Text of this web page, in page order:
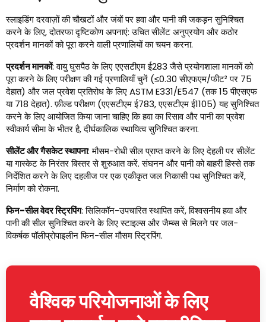
स्लाइडिंग दरवाज़ों की चौखटों और जंबों पर हवा और पानी की जकड़न सुनिश्चित
करने के लिए, दोतरफा दृष्टिकोण अपनाएं: उचित सीलेंट अनुप्रयोग और कठोर
प्रदर्शन मानकों को पूरा करने वाली प्रणालियों का चयन करना.
प्रदर्शन मानकों: वायु घुसपैठ के लिए एएसटीएम ई283 जैसे प्रयोगशाला मानकों को
पूरा करने के लिए परीक्षण की गई प्रणालियाँ चुनें (≤0.30 सीएफएम/फीट² पर 75
देहात) और जल प्रवेश प्रतिरोध के लिए ASTM E331/E547 (तक 15 पीएसएफ
या 718 देहात). फ़ील्ड परीक्षण (एएसटीएम ई783, एएसटीएम ई1105) यह सुनिश्चित
करने के लिए आयोजित किया जाना चाहिए कि हवा का रिसाव और पानी का प्रवेश
स्वीकार्य सीमा के भीतर है, दीर्घकालिक स्थायित्व सुनिश्चित करना.
सीलेंट और गैसकेट स्थापना: मौसम-रोधी सील प्राप्त करने के लिए देहली पर सीलेंट
या गास्केट के निरंतर बिस्तर से शुरुआत करें. संघनन और पानी को बाहरी हिस्से तक
निर्देशित करने के लिए दहलीज पर एक एकीकृत जल निकासी पथ सुनिश्चित करें,
निर्माण को रोकना.
फिन-सील वेदर स्ट्रिपिंग: सिलिकॉन-उपचारित स्थापित करें, विश्वसनीय हवा और
पानी की सील सुनिश्चित करने के लिए स्टाइल्स और जैम्ब्स से मिलने पर जल-
विकर्षक पॉलीप्रोपाइलीन फिन-सील मौसम स्ट्रिपिंग.
वैश्विक परियोजनाओं के लिए